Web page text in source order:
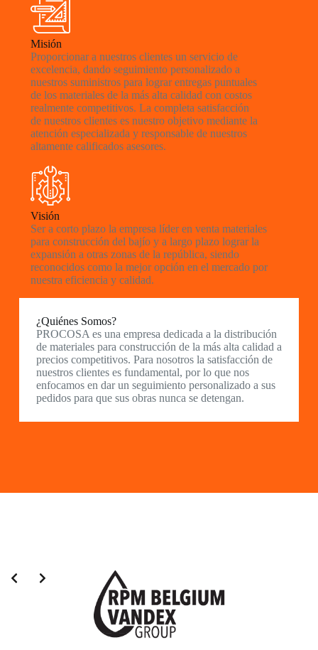
Misión
Proporcionar a nuestros clientes un servicio de
excelencia, dando seguimiento personalizado a
nuestros suministros para lograr entregas puntuales
de los materiales de la más alta calidad con costos
realmente competitivos. La completa satisfacción
de nuestros clientes es nuestro objetivo mediante la
atención especializada y responsable de nuestros
altamente calificados asesores.
Visión
Ser a corto plazo la empresa líder en venta materiales
para construcción del bajío y a largo plazo lograr la
expansión a otras zonas de la república, siendo
reconocidos como la mejor opción en el mercado por
nuestra eficiencia y calidad.
¿Quiénes Somos?
PROCOSA es una empresa dedicada a la distribución
de materiales para construcción de la más alta calidad a
precios competitivos. Para nosotros la satisfacción de
nuestros clientes es fundamental, por lo que nos
enfocamos en dar un seguimiento personalizado a sus
pedidos para que sus obras nunca se detengan.